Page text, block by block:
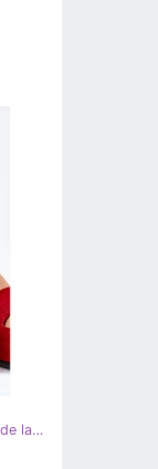
Flip Flip Flip Flip en las hebillas rojas de la plataforma de corcho rojo